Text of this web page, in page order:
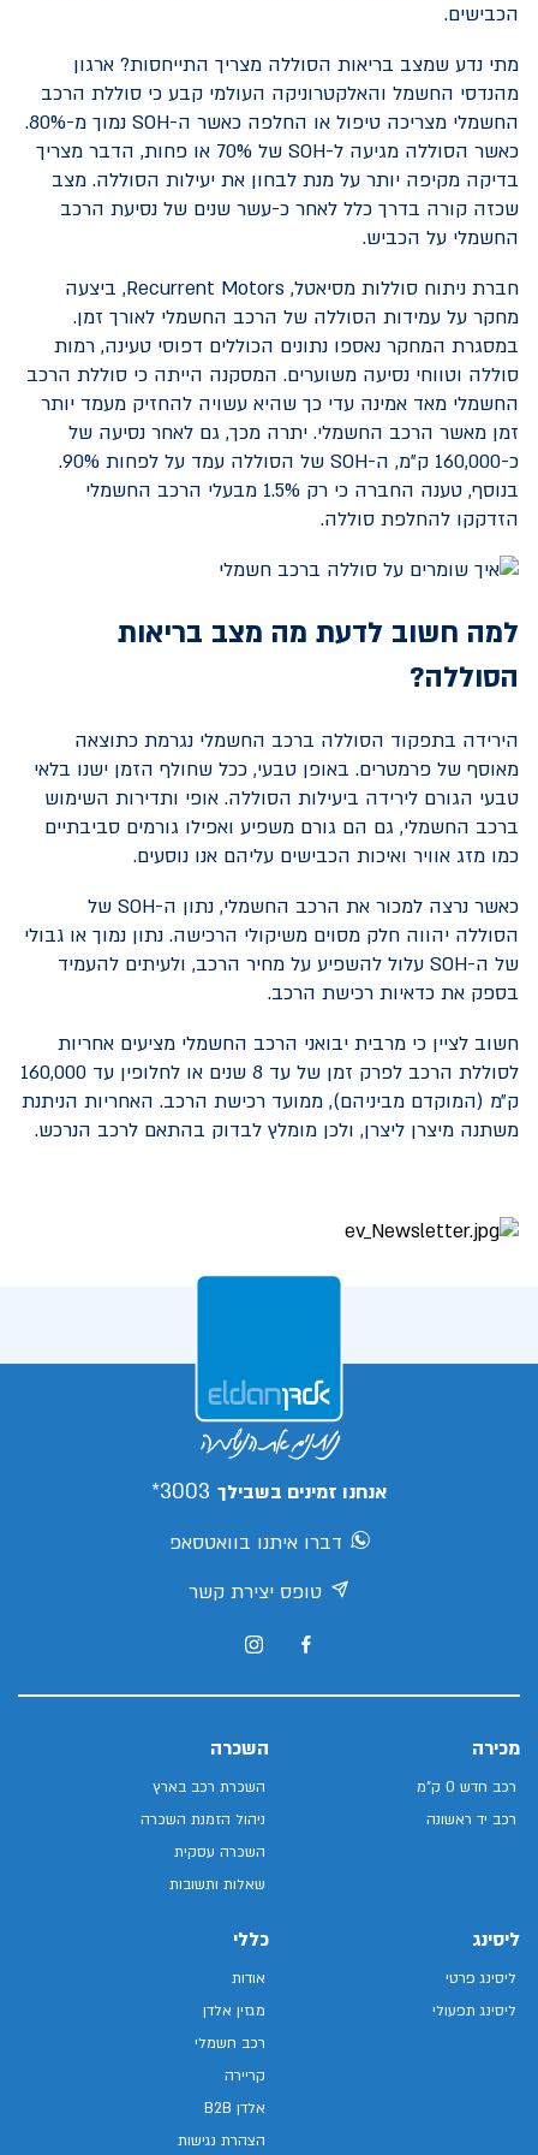
הכבישים.
מתי נדע שמצב בריאות הסוללה מצריך התייחסות? ארגון
מהנדסי החשמל והאלקטרוניקה העולמי קבע כי סוללת הרכב
החשמלי מצריכה טיפול או החלפה כאשר ה-SOH
נמוך מ-80%.
כאשר הסוללה מגיעה ל-SOH
של 70% או פחות, הדבר מצריך
בדיקה מקיפה יותר על מנת לבחון את יעילות הסוללה. מצב
שכזה קורה בדרך כלל לאחר כ-עשר שנים של נסיעת הרכב
החשמלי על הכביש.
חברת ניתוח סוללות מסיאטל, Recurrent Motors, ביצעה
מחקר על עמידות הסוללה של הרכב החשמלי לאורך זמן.
במסגרת המחקר נאספו נתונים הכוללים דפוסי טעינה, רמות
סוללה וטווחי נסיעה משוערים. המסקנה הייתה כי סוללת הרכב
החשמלי מאד אמינה עדי כך שהיא עשויה להחזיק מעמד יותר
זמן מאשר הרכב החשמלי. יתרה מכך, גם לאחר נסיעה של
כ-160,000 ק”מ, ה-
SOH
של הסוללה עמד על לפחות 90%.
בנוסף, טענה החברה כי רק 1.5% מבעלי הרכב החשמלי
הזדקקו להחלפת סוללה.
למה חשוב לדעת מה מצב בריאות
הסוללה?
הירידה בתפקוד הסוללה ברכב החשמלי נגרמת כתוצאה
מאוסף של פרמטרים. באופן טבעי, ככל שחולף הזמן ישנו בלאי
טבעי הגורם לירידה ביעילות הסוללה. אופי ותדירות השימוש
ברכב החשמלי, גם הם גורם משפיע ואפילו גורמים סביבתיים
כמו מזג אוויר ואיכות הכבישים עליהם אנו נוסעים.
כאשר נרצה למכור את הרכב החשמלי, נתון ה-SOH של
הסוללה יהווה חלק מסוים משיקולי הרכישה. נתון נמוך או גבולי
של ה-SOH עלול להשפיע על מחיר הרכב, ולעיתים להעמיד
בספק את כדאיות רכישת הרכב.
חשוב לציין כי מרבית יבואני הרכב החשמלי מציעים אחריות
לסוללת הרכב לפרק זמן של עד 8 שנים או לחלופין עד 160,000
ק״מ (המוקדם מביניהם), ממועד רכישת הרכב. האחריות הניתנת
משתנה מיצרן ליצרן, ולכן מומלץ לבדוק בהתאם לרכב הנרכש.
אנחנו זמינים בשבילך 3003*
דברו איתנו בוואטסאפ
טופס יצירת קשר
מכירה
רכב חדש 0 ק"מ
רכב יד ראשונה
השכרה
השכרת רכב בארץ
ניהול הזמנת השכרה
השכרה עסקית
שאלות ותשובות
ליסינג
ליסינג פרטי
ליסינג תפעולי
כללי
אודות
מגזין אלדן
רכב חשמלי
קריירה
אלדן B2B
הצהרת נגישות